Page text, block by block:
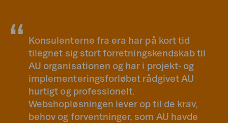
Konsulenterne fra era har på kort tid
tilegnet sig stort forretningskendskab til
AU organisationen og har i projekt- og
implementeringsforløbet rådgivet AU
hurtigt og professionelt.
Webshopløsningen lever op til de krav,
behov og forventninger, som AU havde